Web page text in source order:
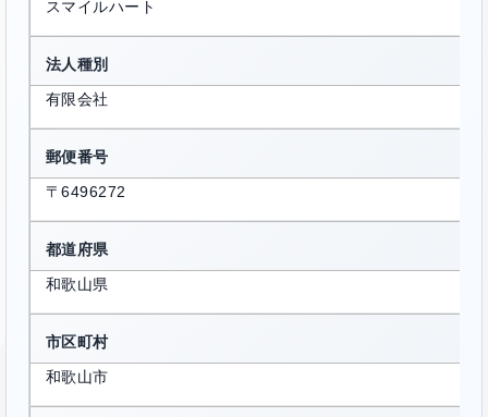
スマイルハート
法人種別
有限会社
郵便番号
〒6496272
都道府県
和歌山県
市区町村
和歌山市